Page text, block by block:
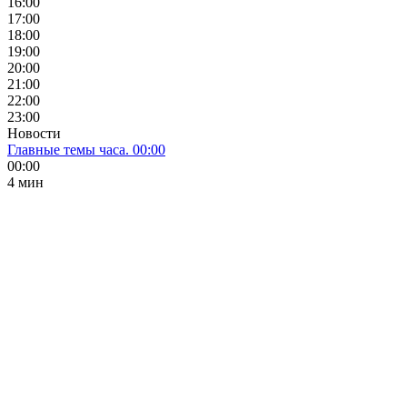
17:00
18:00
19:00
20:00
21:00
22:00
23:00
Новости
Главные темы часа. 00:00
00:00
4 мин